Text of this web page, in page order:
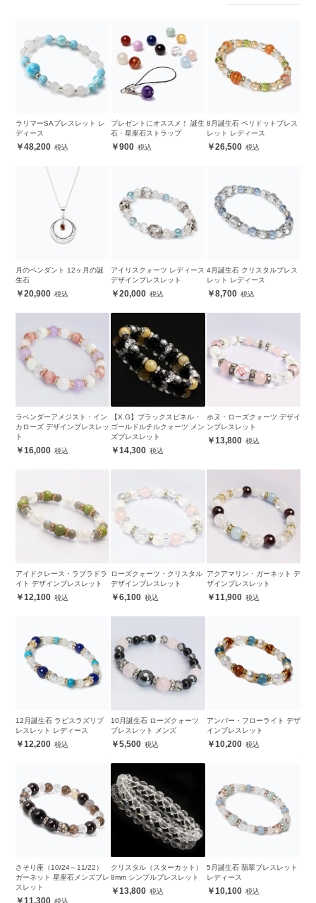
ラリマーSAブレスレット レ
ディース
48,200
プレゼントにオススメ！ 誕生
石・星座石ストラップ
900
8月誕生石 ペリドットブレス
レット レディース
26,500
月のペンダント 12ヶ月の誕
生石
20,900
アイリスクォーツ レディース
デザインブレスレット
20,000
4月誕生石 クリスタルブレス
レット レディース
8,700
ラベンダーアメジスト・イン
カローズ デザインブレスレッ
ト
16,000
【X.G】ブラックスピネル・
ゴールドルチルクォーツ メン
ズブレスレット
14,300
ホヌ・ローズクォーツ デザイ
ンブレスレット
13,800
アイドクレース・ラブラドラ
イト デザインブレスレット
12,100
ローズクォーツ・クリスタル
デザインブレスレット
6,100
アクアマリン・ガーネット デ
ザインブレスレット
11,900
12月誕生石 ラピスラズリブ
レスレット レディース
12,200
10月誕生石 ローズクォーツ
ブレスレット メンズ
5,500
アンバー・フローライト デザ
インブレスレット
10,200
さそり座（10/24～11/22）
ガーネット 星座石メンズブレ
スレット
クリスタル（スターカット）
8mm シンプルブレスレット
13,800
5月誕生石 翡翠ブレスレット
レディース
10,100